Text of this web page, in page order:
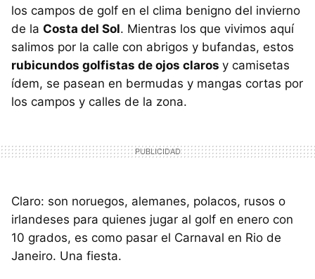
los campos de golf en el clima benigno del invierno
de la Costa del Sol. Mientras los que vivimos aquí
salimos por la calle con abrigos y bufandas, estos
rubicundos golfistas de ojos claros y camisetas
ídem, se pasean en bermudas y mangas cortas por
los campos y calles de la zona.
Claro: son noruegos, alemanes, polacos, rusos o
irlandeses para quienes jugar al golf en enero con
10 grados, es como pasar el Carnaval en Rio de
Janeiro. Una fiesta.